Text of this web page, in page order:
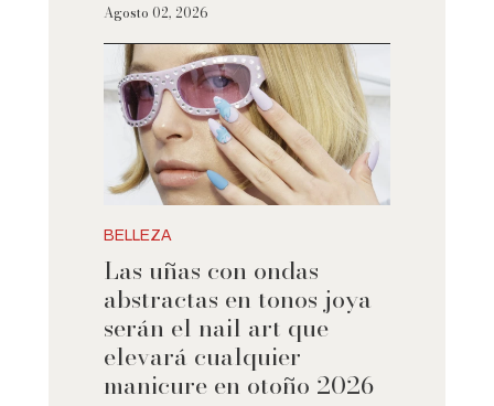
Agosto 02, 2026
BELLEZA
Las uñas con ondas
abstractas en tonos joya
serán el nail art que
elevará cualquier
manicure en otoño 2026